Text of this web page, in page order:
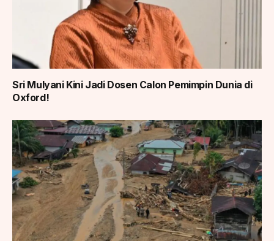
Sri Mulyani Kini Jadi Dosen Calon Pemimpin Dunia di
Oxford!